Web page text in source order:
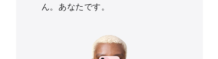
ん。あなたです。